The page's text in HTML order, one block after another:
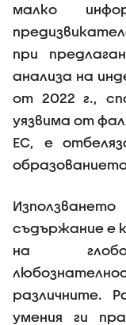
малко
при
анализа на
от 2022 г.,
уязвима от
ЕС, е
съдържание е
на
различните.
умения ги